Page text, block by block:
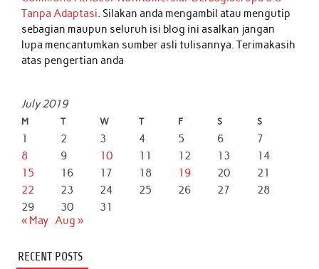
Tanpa Adaptasi. Silakan anda mengambil atau mengutip
sebagian maupun seluruh isi blog ini asalkan jangan
lupa mencantumkan sumber asli tulisannya. Terimakasih
atas pengertian anda
July 2019
M T W T F S S
1 2 3 4 5 6
7
8
9 10 11 12 13
14
15
16 17 18 19 20
21
22
23 24 25 26 27
28
29
30
31
« May Aug »
RECENT POSTS